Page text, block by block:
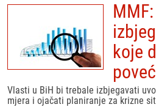
koje
Vlasti u BiH bi trebale izbjegavati
mjera i ojačati planiranje za krizne